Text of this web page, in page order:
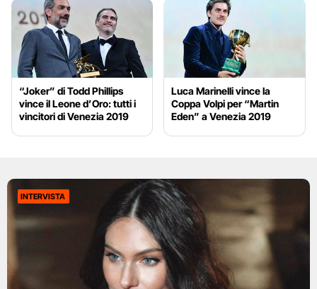
“Joker” di Todd Phillips
vince il Leone d’Oro: tutti i
vincitori di Venezia 2019
Luca Marinelli vince la
Coppa Volpi per “Martin
Eden” a Venezia 2019
INTERVISTA